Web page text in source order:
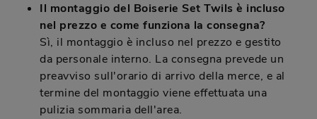
Il montaggio del Boiserie Set Twils è incluso
nel prezzo e come funziona la consegna?
Sì, il montaggio è incluso nel prezzo e gestito
da personale interno. La consegna prevede un
preavviso sull'orario di arrivo della merce, e al
termine del montaggio viene effettuata una
pulizia sommaria dell'area.